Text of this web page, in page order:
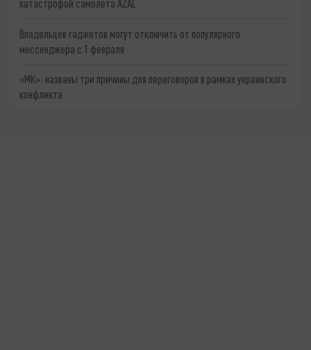
катастрофой самолета AZAL
Владельцев гаджетов могут отключить от популярного
мессенджера с 1 февраля
«МК»: названы три причины для переговоров в рамках украинского
конфликта